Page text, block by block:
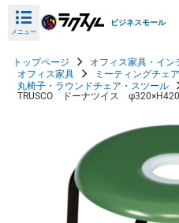
メニュー
ビジネスモール
トップページ
オフィス家具・イン
オフィス家具
ミーティングチェ
丸椅子・ラウンドチェア・スツール
TRUSCO ドーナツイス